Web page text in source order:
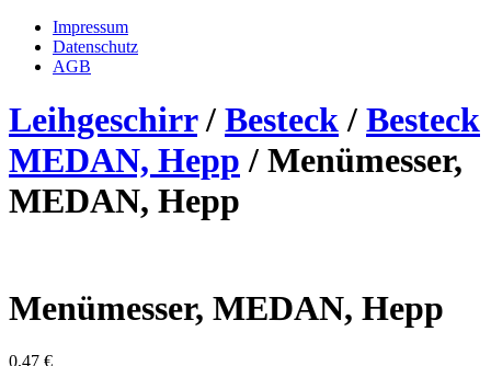
Impressum
Datenschutz
AGB
Leihgeschirr / Besteck / Besteck
MEDAN, Hepp / Menümesser,
MEDAN, Hepp
Menümesser, MEDAN, Hepp
0,47 €